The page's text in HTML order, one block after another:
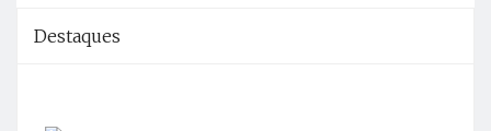
Destaques